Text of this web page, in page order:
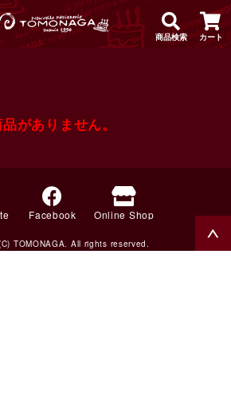
商品検索 カート
がありません。
Facebook Online Shop
TOMONAGA. All rights reserved.